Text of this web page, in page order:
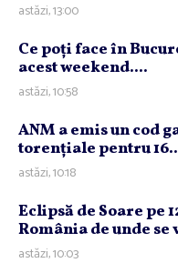
astăzi, 13:00
Ce poţi face în
acest weekend....
astăzi, 10:58
ANM a emis un cod
torenţiale pentru
astăzi, 10:18
Eclipsă de Soare pe
România de unde se
astăzi, 10:03